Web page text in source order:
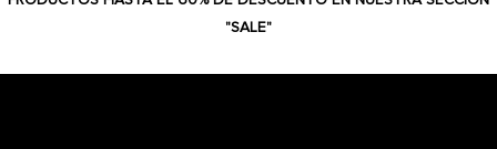
"SALE"